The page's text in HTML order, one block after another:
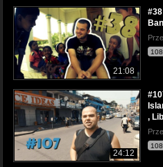
21:08
24:12
,